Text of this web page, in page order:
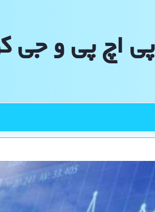
پی اچ پی و جی